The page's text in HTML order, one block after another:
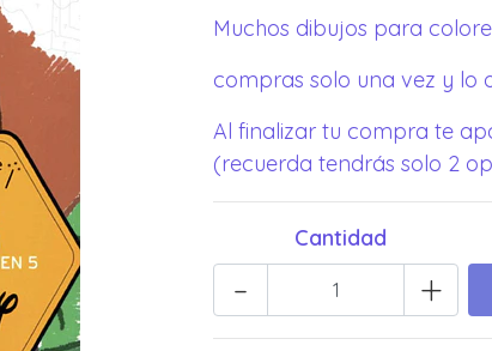
Muchos dibujos para
compras solo una vez y lo
Al finalizar tu compra te
(recuerda tendrás solo 2
Cantidad
+
-